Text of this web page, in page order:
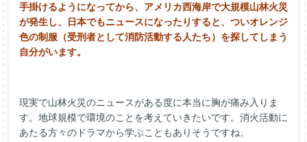
手掛けるようになってから、アメリカ西海岸で大規模山林火災
が発生し、日本でもニュースになったりすると、ついオレンジ
色の制服（受刑者として消防活動する人たち）を探してしまう
自分がいます。
現実で山林火災のニュースがある度に本当に胸が痛み入りま
す。地球規模で環境のことを考えていきたいです。消火活動に
あたる方々のドラマから学ぶこともありそうですね。